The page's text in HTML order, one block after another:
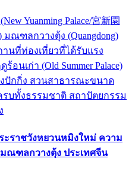
Yuanming Palace/宮新園
มณฑลกวางตุ้ง (Quangdong)
นที่ท่องเที่ยวที่ได้รับแรง
นเก่า (Old Summer Palace)
ปักกิ่ง สวนสาธารณะขนาด
บทั้งธรรมชาติ สถาปัตยกรรม
ระราชวังหยวนหมิงใหม่ ความ
ณฑลกวางตุ้ง ประเทศจีน